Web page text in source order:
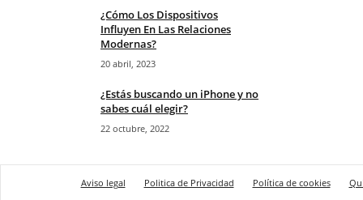
¿Cómo Los Dispositivos
Influyen En Las Relaciones
Modernas?
20 abril, 2023
¿Estás buscando un iPhone y no
sabes cuál elegir?
22 octubre, 2022
Aviso legal Politica de Privacidad Política de cookies